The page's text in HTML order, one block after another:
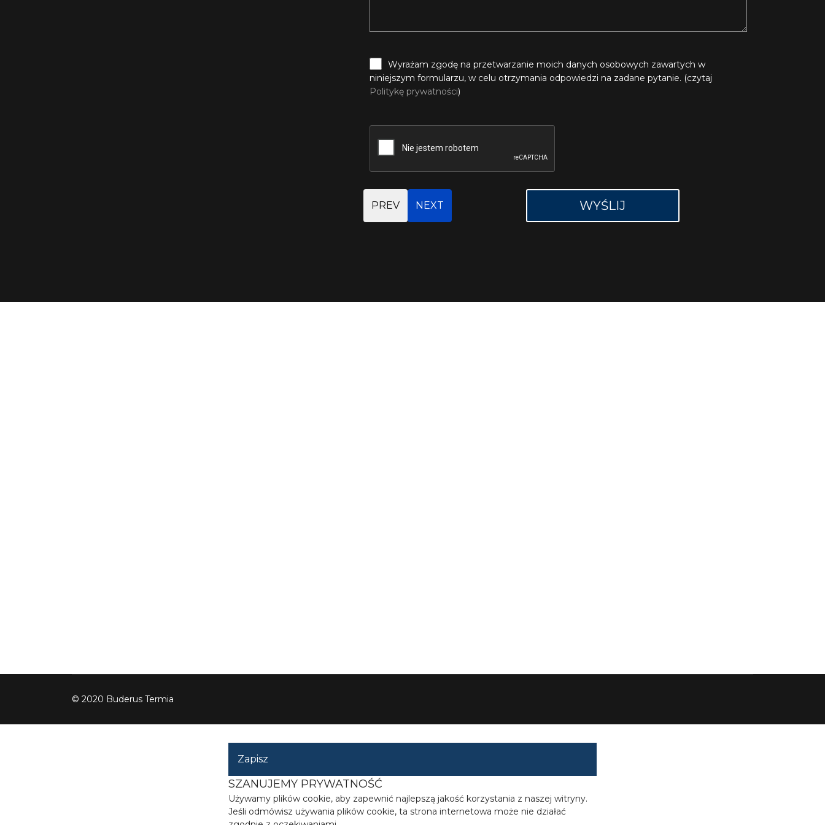
Wyrażam zgodę na przetwarzanie moich danych osobowych zawartych w
niniejszym formularzu, w celu otrzymania odpowiedzi na zadane pytanie. (czytaj
Politykę prywatności)
PREV NEXT WYŚLIJ
© 2020 Buderus Termia
Zapisz
SZANUJEMY PRYWATNOŚĆ
Używamy plików cookie, aby zapewnić najlepszą jakość korzystania z naszej witryny.
Jeśli odmówisz używania plików cookie, ta strona internetowa może nie działać